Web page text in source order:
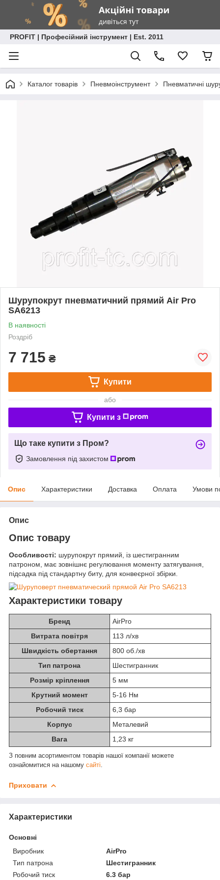
PROFIT | Професійний інструмент | Est. 2011
Каталог товарів Пневмоінструмент Пневматичні
Шурупокрут пневматичний прямий Air Pro
SA6213
В наявності
Роздріб
7 715 ₴
Купити
або
Купити з
Що таке купити з Пром?
Замовлення під захистом
Опис Характеристики Доставка Оплата Умови
Опис
Опис товару
Особливості: шурупокрут прямий, із шестигранним
патроном, має зовнішнє регулювання моменту затягування,
підсадка під стандартну биту, для конвеєрної збірки.
Характеристики товару
Бренд
AirPro
Витрата повітря
113 л/хв
Швидкість обертання
800 об./хв
Тип патрона
Шестигранник
Розмір кріплення
5 мм
Крутний момент
5-16 Нм
Робочий тиск
6,3 бар
Корпус
Металевий
Вага
1,23 кг
З повним асортиментом товарів нашої компанії можете
ознайомитися на нашому сайті.
Приховати
Характеристики
Основні
Виробник
AirPro
Тип патрона
Шестигранник
Робочий тиск
6.3 бар